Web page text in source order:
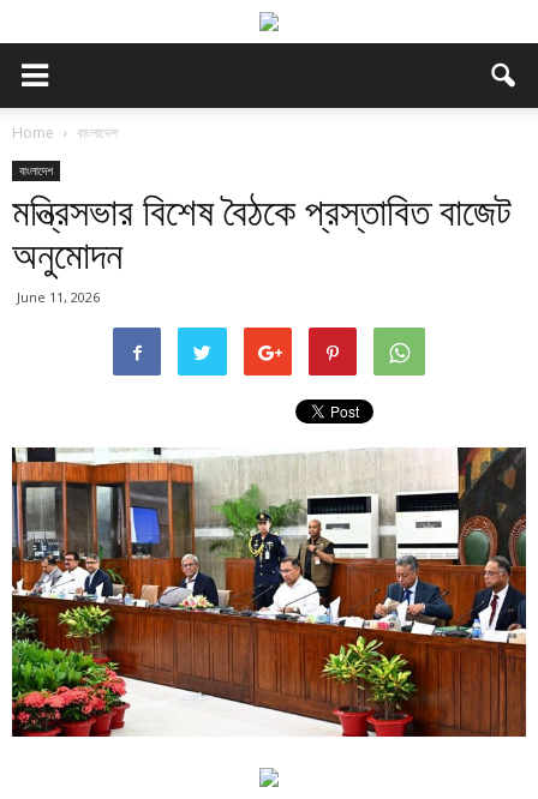
Home বাংলাদেশ
বাংলাদেশ
মন্ত্রিসভার বিশেষ বৈঠকে প্রস্তাবিত বাজেট
অনুমোদন
June 11, 2026